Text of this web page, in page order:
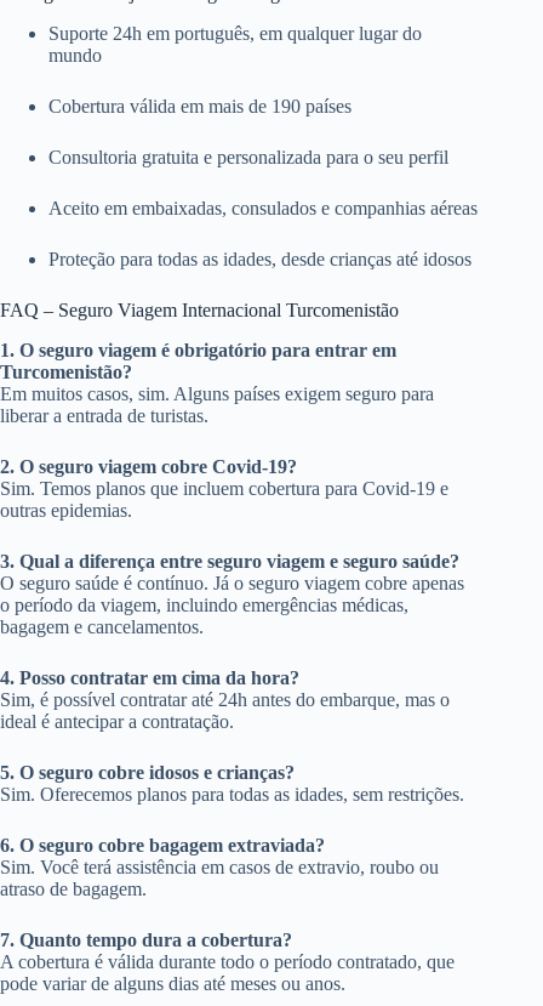
Suporte 24h em português, em qualquer lugar do
mundo
Cobertura válida em mais de 190 países
Consultoria gratuita e personalizada para o seu perfil
Aceito em embaixadas, consulados e companhias aéreas
Proteção para todas as idades, desde crianças até idosos
FAQ – Seguro Viagem Internacional Turcomenistão
1. O seguro viagem é obrigatório para entrar em
Turcomenistão?
Em muitos casos, sim. Alguns países exigem seguro para
liberar a entrada de turistas.
2. O seguro viagem cobre Covid-19?
Sim. Temos planos que incluem cobertura para Covid-19 e
outras epidemias.
3. Qual a diferença entre seguro viagem e seguro saúde?
O seguro saúde é contínuo. Já o seguro viagem cobre apenas
o período da viagem, incluindo emergências médicas,
bagagem e cancelamentos.
4. Posso contratar em cima da hora?
Sim, é possível contratar até 24h antes do embarque, mas o
ideal é antecipar a contratação.
5. O seguro cobre idosos e crianças?
Sim. Oferecemos planos para todas as idades, sem restrições.
6. O seguro cobre bagagem extraviada?
Sim. Você terá assistência em casos de extravio, roubo ou
atraso de bagagem.
7. Quanto tempo dura a cobertura?
A cobertura é válida durante todo o período contratado, que
pode variar de alguns dias até meses ou anos.